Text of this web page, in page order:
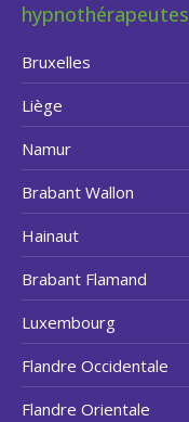
hypnothérapeutes
Bruxelles
Liège
Namur
Brabant Wallon
Hainaut
Brabant Flamand
Luxembourg
Flandre Occidentale
Flandre Orientale